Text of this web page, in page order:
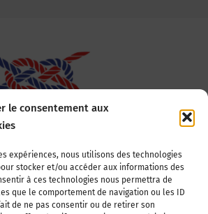
le consentement aux
expériences, nous utilisons des technologies
stocker et/ou accéder aux informations des
à ces technologies nous permettra de
que le comportement de navigation ou les ID
de ne pas consentir ou de retirer son
des Elus des Littoraux
de la Tour-Maubourg
11 70